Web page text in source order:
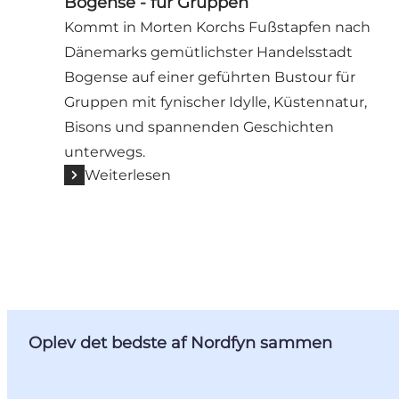
Kommt in Morten Korchs Fußstapfen nach
Dänemarks gemütlichster Handelsstadt
Bogense auf einer geführten Bustour für
Gruppen mit fynischer Idylle, Küstennatur,
Bisons und spannenden Geschichten
unterwegs.
Weiterlesen
Oplev det bedste af Nordfyn sammen